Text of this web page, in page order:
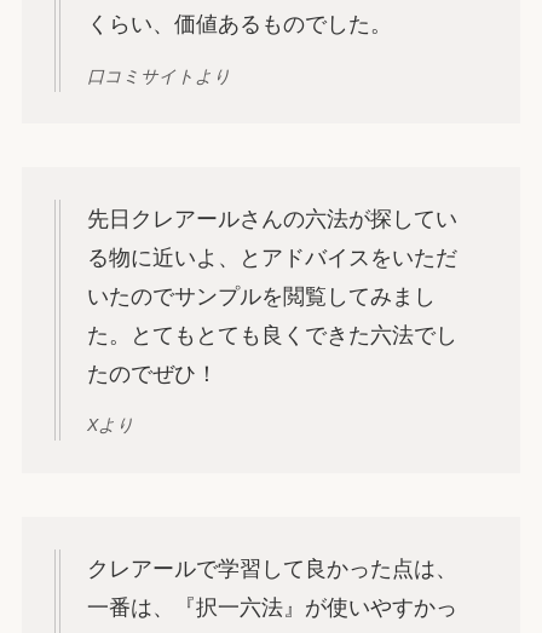
くらい、価値あるものでした。
口コミサイトより
先日クレアールさんの六法が探してい
る物に近いよ、とアドバイスをいただ
いたのでサンプルを閲覧してみまし
た。とてもとても良くできた六法でし
たのでぜひ！
Xより
クレアールで学習して良かった点は、
一番は、『択一六法』が使いやすかっ